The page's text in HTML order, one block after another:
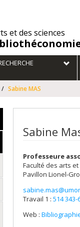
et des sciences
Sabine MAS
Sabine
Professeure
Faculté des arts
Pavillon Lionel-
Courriels
Travail 1 : 514 343-
Web :